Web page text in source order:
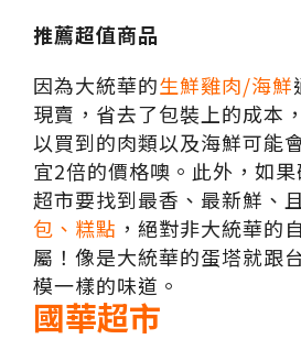
推薦超值商品
因為大統華的生鮮雞肉/海鮮
現賣，省去了包裝上的成本
以買到的肉類以及海鮮可能
宜2倍的價格噢。此外，如
超市要找到最香、最新鮮、
包、糕點 ，絕對非大統華的
屬！像是大統華的蛋塔就跟
模一樣的味道。
國華超市